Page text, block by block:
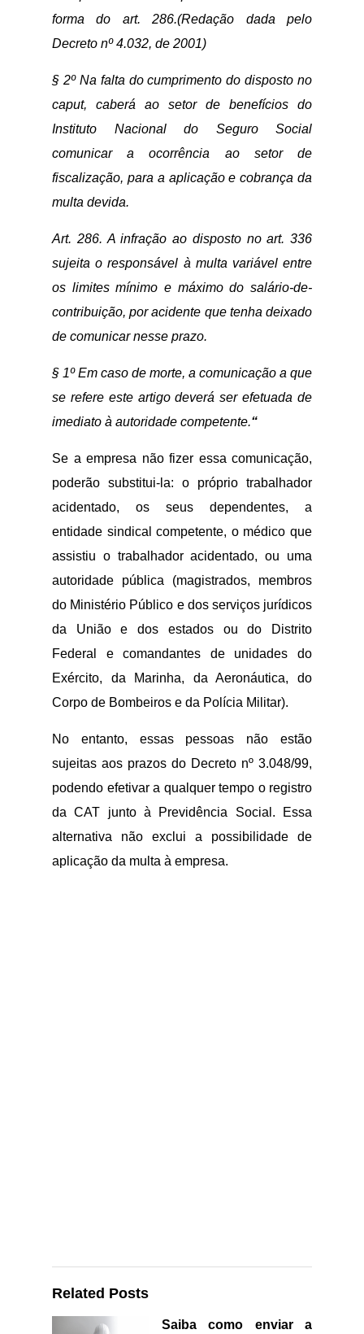
forma do art. 286.(Redação dada pelo
Decreto nº 4.032, de 2001)
§ 2º Na falta do cumprimento do disposto no
caput, caberá ao setor de benefícios do
Instituto Nacional do Seguro Social
comunicar a ocorrência ao setor de
fiscalização, para a aplicação e cobrança da
multa devida.
Art. 286. A infração ao disposto no art. 336
sujeita o responsável à multa variável entre
os limites mínimo e máximo do salário-de-
contribuição, por acidente que tenha deixado
de comunicar nesse prazo.
§ 1º Em caso de morte, a comunicação a que
se refere este artigo deverá ser efetuada de
imediato à autoridade competente.“
Se a empresa não fizer essa comunicação,
poderão substitui-la: o próprio trabalhador
acidentado, os seus dependentes, a
entidade sindical competente, o médico que
assistiu o trabalhador acidentado, ou uma
autoridade pública (magistrados, membros
do Ministério Público e dos serviços jurídicos
da União e dos estados ou do Distrito
Federal e comandantes de unidades do
Exército, da Marinha, da Aeronáutica, do
Corpo de Bombeiros e da Polícia Militar).
No entanto, essas pessoas não estão
sujeitas aos prazos do Decreto nº 3.048/99,
podendo efetivar a qualquer tempo o registro
da CAT junto à Previdência Social. Essa
alternativa não exclui a possibilidade de
aplicação da multa à empresa.
Related Posts
Saiba como enviar a